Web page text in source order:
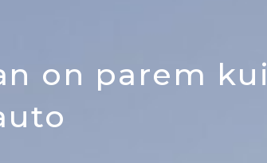
on parem